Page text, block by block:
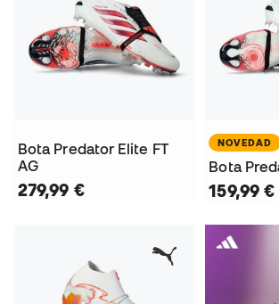
Bota Predator Elite FT
AG
279,99 €
NOVEDAD
Bota
159,99 €